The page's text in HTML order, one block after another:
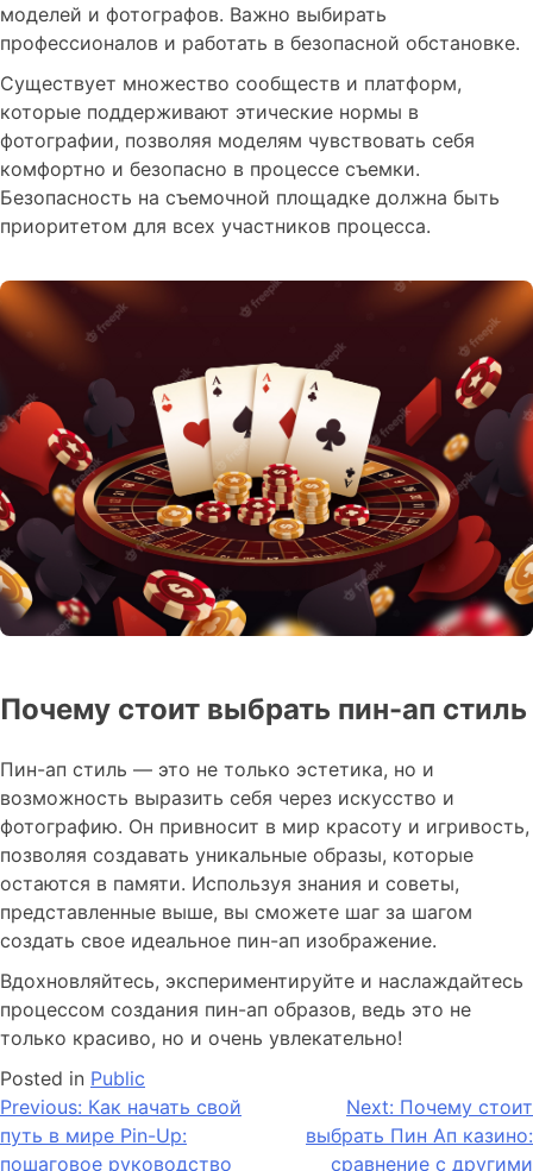
моделей и фотографов. Важно выбирать
профессионалов и работать в безопасной обстановке.
Существует множество сообществ и платформ,
которые поддерживают этические нормы в
фотографии, позволяя моделям чувствовать себя
комфортно и безопасно в процессе съемки.
Безопасность на съемочной площадке должна быть
приоритетом для всех участников процесса.
Почему стоит выбрать пин-ап стиль
Пин-ап стиль — это не только эстетика, но и
возможность выразить себя через искусство и
фотографию. Он привносит в мир красоту и игривость,
позволяя создавать уникальные образы, которые
остаются в памяти. Используя знания и советы,
представленные выше, вы сможете шаг за шагом
создать свое идеальное пин-ап изображение.
Вдохновляйтесь, экспериментируйте и наслаждайтесь
процессом создания пин-ап образов, ведь это не
только красиво, но и очень увлекательно!
Posted in Public
Previous: Как начать свой
путь в мире Pin-Up:
пошаговое руководство
Next: Почему стоит
выбрать Пин Ап казино:
сравнение с другими